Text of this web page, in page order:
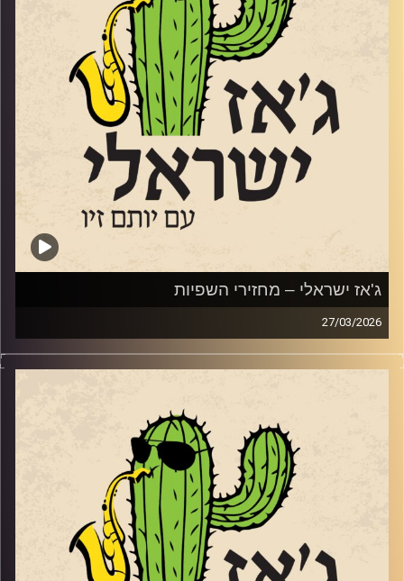
כמעט עשור לימוד באקדמיה בירושלים ועמד בראש המחלקה
ללימודי ג'ז. הוא גידל חינך ועיצב דורות של מוזיקאי ג'ז תוך
הלחנה ונגינה עם המוזיקאים הבולטים בישראל לא רק בג'ז. ב
– 2011, זכה בפרס ראש הממשלה למלחינים. יש לו גם אולפן
הקלטות ובשנים האחרונות מרבה להופיע עם בנו המלחין
והחצוצרן הנהדר, הלל. שוחחנו איתו על המוזיקה שלנו ועל
האלבום החדש.
ג'אז ישראלי – מחזירי השפיות
27/03/2026
כמעט חודש לתוך המלחמה מול איראן ותחת מגבלות פיקוד
העורף, הופעות ג'ז קטנות ואינטימיות צצות בכל רחבי הארץ.
התוכנית למחזירי השפיות. מנהלי המועדונים, גברים ונשים
אמיצות ואמיצים, שתחת מגבלות פיקוד העורף מאפשרים
לקהל להתאוורר קצת, לראות ולשמוע מוזיקה חיה. שמענו
יצירות ג'ז שהם בחרות ושמענו מהם על האתגרים ועל הסיפוק.
דיברנו עם יותם ונועה מ"עין תאנה" ברמת הגולן,
https://ein-teina.com/